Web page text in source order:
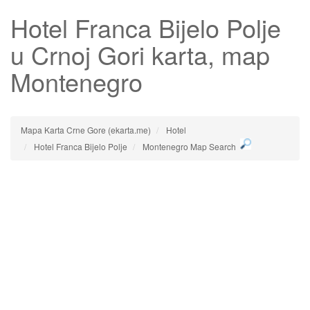
Hotel Franca Bijelo Polje
u Crnoj Gori karta, map
Montenegro
Mapa Karta Crne Gore (ekarta.me)
Hotel
Hotel Franca Bijelo Polje
Montenegro Map Search